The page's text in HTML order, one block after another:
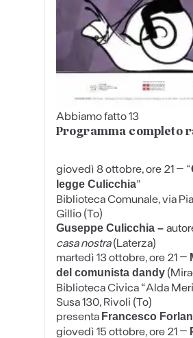
Abbiamo fatto 13
Programma completo
giovedì 8 ottobre, ore 21– “
legge Culicchia”
Biblioteca Comunale, via
Gillio (To)
Guseppe Culicchia –
casa nostra(Laterza)
martedì 13 ottobre, ore 21–
del comunista dandy
Biblioteca Civica “Alda
Susa 130, Rivoli (To)
presenta Francesco
giovedì 15 ottobre, ore 21–